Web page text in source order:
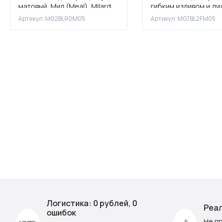
матовый, Мил (Meal), Milardo,
M02BLR0M05
Артикул: M02BLR0M05
гибким изливом и
насадкой, черный
Мил (Meal), Milardo,
Артикул: M07BL2FM05
Логистика: 0 рублей, 0
ошибок